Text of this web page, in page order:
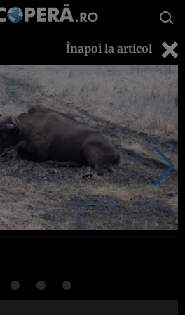
Înapoi la articol